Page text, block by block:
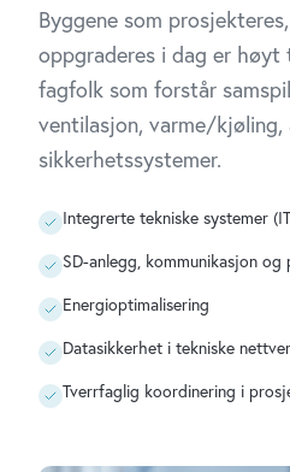
Byggene som
oppgraderes i dag er
fagfolk som forstår
ventilasjon, varme/kjøling,
sikkerhetssystemer.
Integrerte tekniske systemer
SD-anlegg, kommunikasjon
Energioptimalisering
Datasikkerhet i tekniske
Tverrfaglig koordinering i